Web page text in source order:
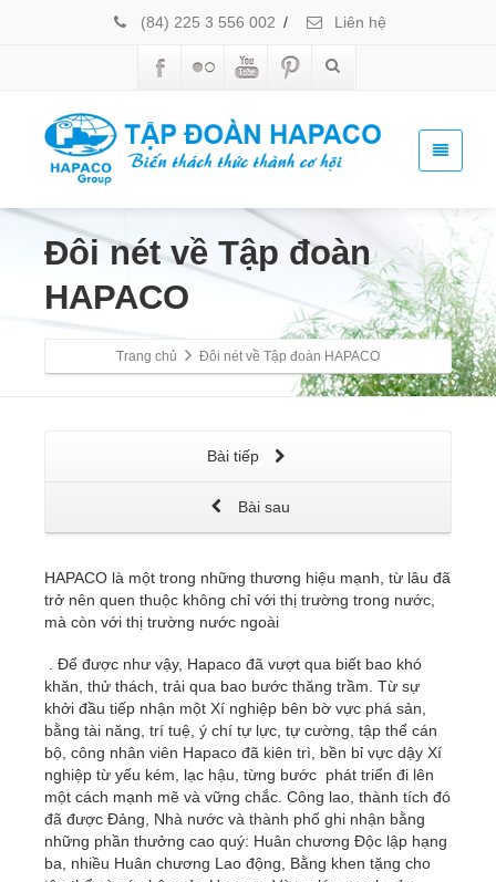
(84) 225 3 556 002 / Liên hệ
Đôi nét về Tập đoàn
HAPACO
Trang chủ Đôi nét về Tập đoàn HAPACO
Bài tiếp
Bài sau
HAPACO là một trong những thương hiệu mạnh, từ lâu đã
trở nên quen thuộc không chỉ với thị trường trong nước,
mà còn với thị trường nước ngoài
. Để được như vậy, Hapaco đã vượt qua biết bao khó
khăn, thử thách, trải qua bao bước thăng trầm. Từ sự
khởi đầu tiếp nhận một Xí nghiệp bên bờ vực phá sản,
bằng tài năng, trí tuệ, ý chí tự lực, tự cường, tập thể cán
bộ, công nhân viên Hapaco đã kiên trì, bền bỉ vực dậy Xí
nghiệp từ yếu kém, lạc hậu, từng bước phát triển đi lên
một cách mạnh mẽ và vững chắc. Công lao, thành tích đó
đã được Đảng, Nhà nước và thành phố ghi nhận bằng
những phần thưởng cao quý: Huân chương Độc lập hạng
ba, nhiều Huân chương Lao động, Bằng khen tặng cho